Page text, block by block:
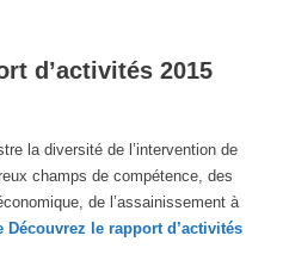
d’activités 2015
la diversité de l’intervention de
champs de compétence, des
de l’assainissement à
Découvrez le rapport d’activités